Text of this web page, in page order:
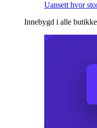
Uansett hvor
Innebygd i alle